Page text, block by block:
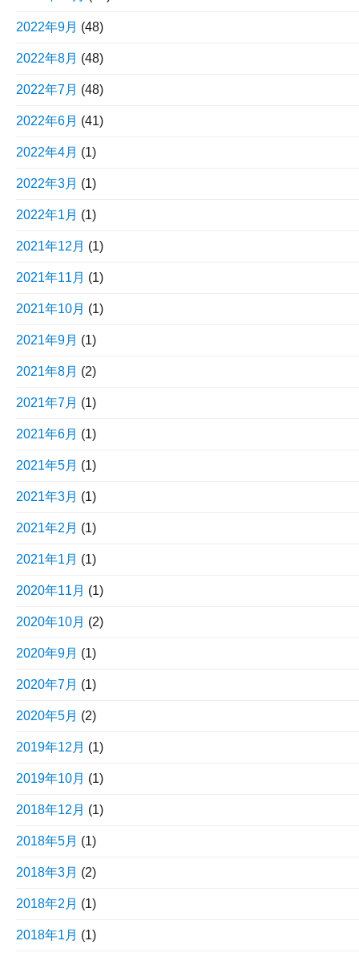
2022年9月 (48)
2022年8月 (48)
2022年7月 (48)
2022年6月 (41)
2022年4月 (1)
2022年3月 (1)
2022年1月 (1)
2021年12月 (1)
2021年11月 (1)
2021年10月 (1)
2021年9月 (1)
2021年8月 (2)
2021年7月 (1)
2021年6月 (1)
2021年5月 (1)
2021年3月 (1)
2021年2月 (1)
2021年1月 (1)
2020年11月 (1)
2020年10月 (2)
2020年9月 (1)
2020年7月 (1)
2020年5月 (2)
2019年12月 (1)
2019年10月 (1)
2018年12月 (1)
2018年5月 (1)
2018年3月 (2)
2018年2月 (1)
2018年1月 (1)